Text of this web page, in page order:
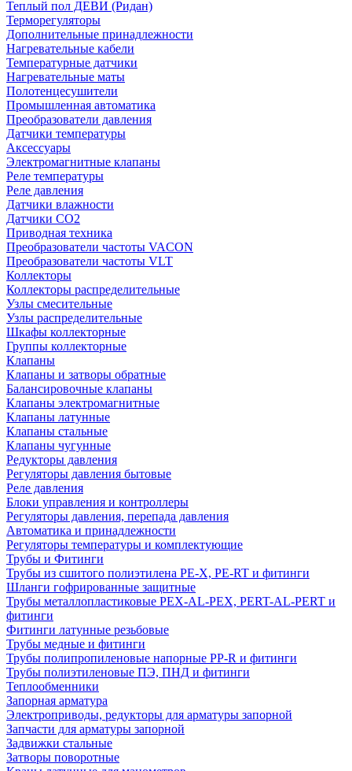
Теплый пол ДЕВИ (Ридан)
Терморегуляторы
Дополнительные принадлежности
Нагревательные кабели
Температурные датчики
Нагревательные маты
Полотенцесушители
Промышленная автоматика
Преобразователи давления
Датчики температуры
Аксессуары
Электромагнитные клапаны
Реле температуры
Реле давления
Датчики влажности
Датчики CO2
Приводная техника
Преобразователи частоты VACON
Преобразователи частоты VLT
Коллекторы
Коллекторы распределительные
Узлы смесительные
Узлы распределительные
Шкафы коллекторные
Группы коллекторные
Клапаны
Клапаны и затворы обратные
Балансировочные клапаны
Клапаны электромагнитные
Клапаны латунные
Клапаны стальные
Клапаны чугунные
Редукторы давления
Регуляторы давления бытовые
Реле давления
Блоки управления и контроллеры
Регуляторы давления, перепада давления
Автоматика и принадлежности
Регуляторы температуры и комплектующие
Трубы и Фитинги
Трубы из сшитого полиэтилена PE-X, PE-RT и фитинги
Шланги гофрированные защитные
Трубы металлопластиковые PEX-AL-PEX, PERT-AL-PERT и
фитинги
Фитинги латунные резьбовые
Трубы медные и фитинги
Трубы полипропиленовые напорные PP-R и фитинги
Трубы полиэтиленовые ПЭ, ПНД и фитинги
Теплообменники
Запорная арматура
Электроприводы, редукторы для арматуры запорной
Запчасти для арматуры запорной
Задвижки стальные
Затворы поворотные